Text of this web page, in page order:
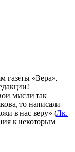
газеты «Вера»,
мысли так
то написали
в нас веру» (Лк.
к некоторым